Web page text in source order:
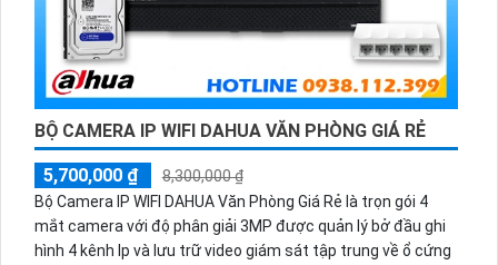
BỘ CAMERA IP WIFI DAHUA VĂN PHÒNG GIÁ RẺ
5,700,000 ₫
8,300,000 ₫
Bộ Camera IP WIFI DAHUA Văn Phòng Giá Rẻ là trọn gói 4
mắt camera với độ phân giải 3MP được quản lý bở đầu ghi
hình 4 kênh Ip và lưu trữ video giám sát tập trung về ổ cứng